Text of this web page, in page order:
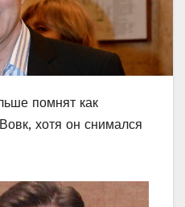
помнят как
хотя он снимался